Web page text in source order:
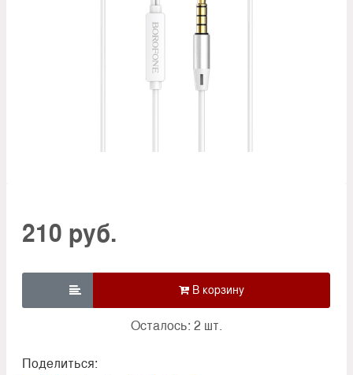
210 руб.

Осталось: 2 шт.
Поделиться: